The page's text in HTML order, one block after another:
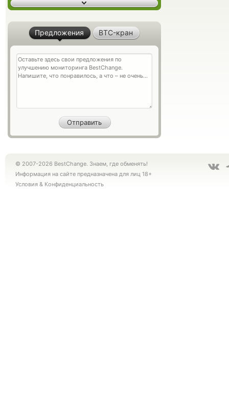
Предложения BTC-кран
© 2007-2026 BestChange. Знаем, где обменять!
Информация на сайте предназначена для лиц 18+
Условия & Конфиденциальность